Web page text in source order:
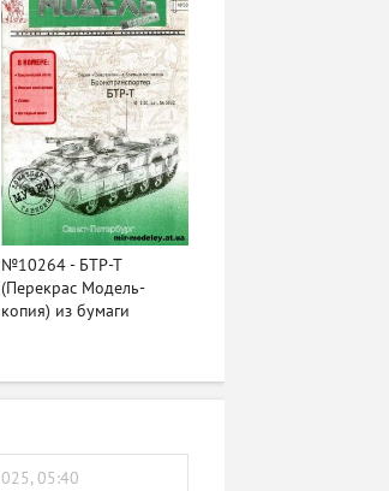
№10264 - БТР-Т
(Перекрас Модель-
копия) из бумаги
05:40